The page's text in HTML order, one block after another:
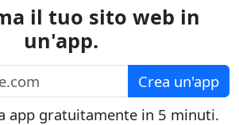
il tuo sito web in
un'app.
Crea un'app
app gratuitamente in 5 minuti.